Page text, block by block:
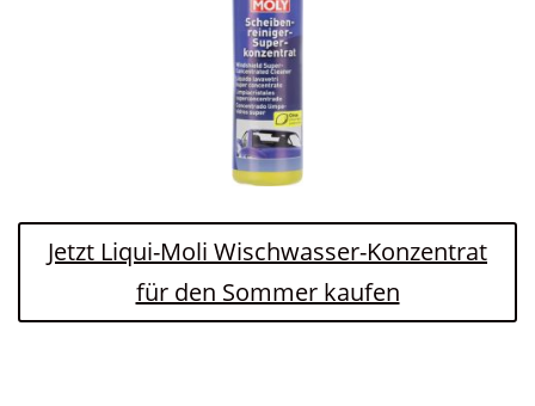
Jetzt Liqui-Moli Wischwasser-Konzentrat
für den Sommer kaufen